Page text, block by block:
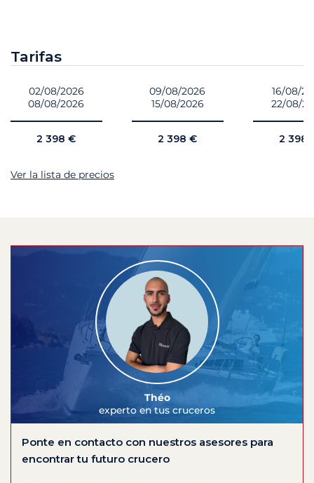
Tarifas
02/08/2026
08/08/2026
2 398 €
09/08/2026
15/08/2026
2 398 €
16/08/
22/08/
2 398
Ver la lista de precios
Théo
experto en tus cruceros
Ponte en contacto con nuestros asesores para
encontrar tu futuro crucero